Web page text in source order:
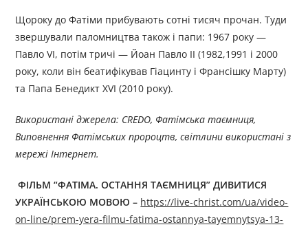
Щороку до Фатіми прибувають сотні тисяч прочан. Туди
звершували паломництва також і папи: 1967 року —
Павло VI, потім тричі — Йоан Павло ІІ (1982,1991 і 2000
року, коли він беатифікував Гіацинту і Франсішку Марту)
та Папа Бенедикт XVI (2010 року).
Використані джерела: CREDO, Фатімська таємниця,
Виповнення Фатімських пророцтв, світлини використані з
мережі Інтернет.
ФІЛЬМ “ФАТІМА. ОСТАННЯ ТАЄМНИЦЯ” ДИВИТИСЯ
УКРАЇНСЬКОЮ МОВОЮ – https://live-christ.com/ua/video-
on-line/prem-yera-filmu-fatima-ostannya-tayemnytsya-13-